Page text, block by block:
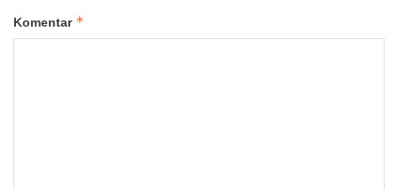
Komentar *